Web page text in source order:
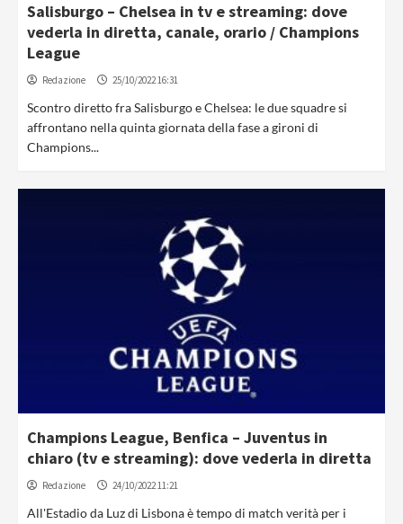
Salisburgo – Chelsea in tv e streaming: dove
vederla in diretta, canale, orario / Champions
League
Redazione 25/10/2022 16:31
Scontro diretto fra Salisburgo e Chelsea: le due squadre si
affrontano nella quinta giornata della fase a gironi di
Champions...
Champions League, Benfica – Juventus in
chiaro (tv e streaming): dove vederla in diretta
Redazione 24/10/2022 11:21
All'Estadio da Luz di Lisbona è tempo di match verità per i